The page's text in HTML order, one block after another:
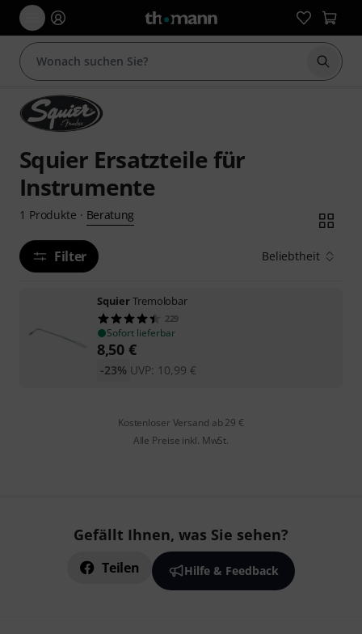
Suche
Squier Ersatzteile für
Instrumente
1 Produkte · Beratung
Filter Beliebtheit
SquierTremolobar
229
Sofort lieferbar
8,50 €
UVP: 10,99 €
-23%
Kostenloser Versand ab 29 €
Alle Preise inkl. MwSt.
Gefällt Ihnen, was Sie sehen?
Teilen Hilfe & Feedback